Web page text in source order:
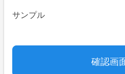
サンプル